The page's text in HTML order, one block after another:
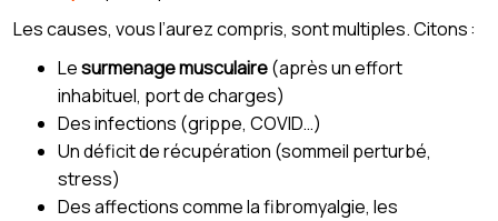
Les causes, vous l’aurez compris, sont multiples. Citons :
Lesurmenage musculaire(après un effort
inhabituel, port de charges)
Des infections (grippe, COVID…)
Un déficit de récupération (sommeil perturbé,
stress)
Des affections comme la fibromyalgie, les